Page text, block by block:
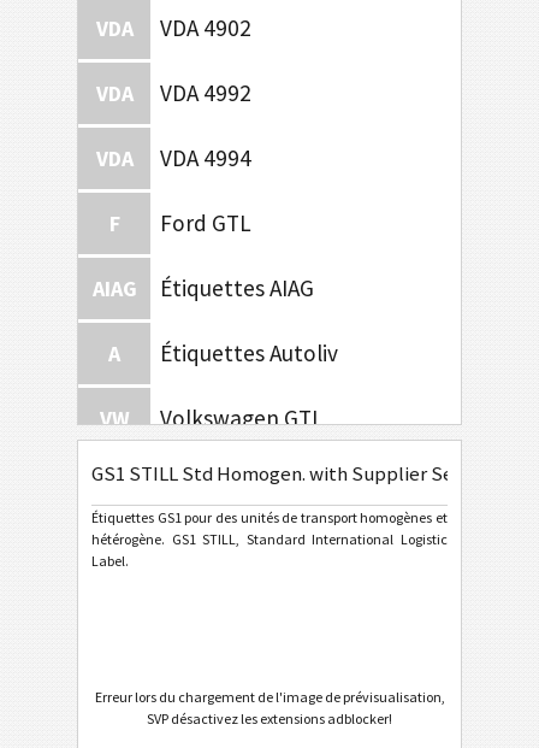
VDA VDA 4902
VDA VDA 4992
VDA VDA 4994
F Ford GTL
AIAG Étiquettes AIAG
A Étiquettes Autoliv
VW Volkswagen GTL
GM General Motors
CAT Caterpillar
GS1 Digital Link Data Matrix
GS1 STILL Std Homogen. with Supplier Section
Étiquettes GS1 pour des unités de transport homogènes et
hétérogène. GS1 STILL, Standard International Logistic
Label.
Erreur lors du chargement de l'image de prévisualisation,
SVP désactivez les extensions adblocker!